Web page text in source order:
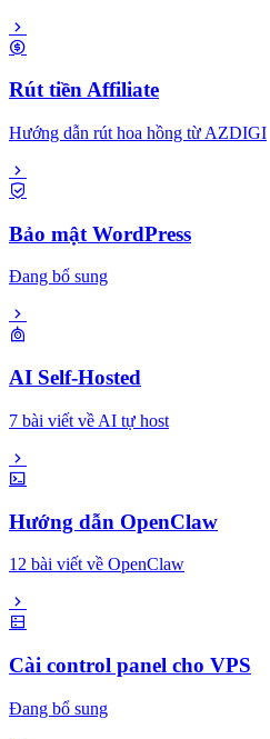
Rút tiền Affiliate
Hướng dẫn rút hoa hồng từ AZDIGI
Bảo mật WordPress
Đang bổ sung
AI Self-Hosted
7 bài viết về AI tự host
Hướng dẫn OpenClaw
12 bài viết về OpenClaw
Cài control panel cho VPS
Đang bổ sung